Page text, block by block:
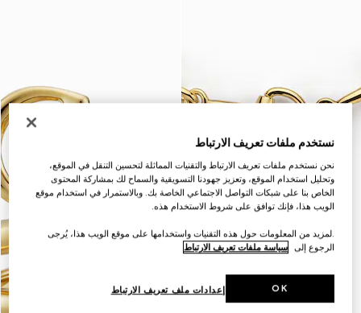
نستخدم ملفات تعريف الارتباط
نحن نستخدم ملفات تعريف الارتباط والتقنيات المماثلة لتحسين التنقل في الموقع،
وتحليل استخدام الموقع، وتعزيز جهودنا التسويقية والسماح لك بمشاركة المحتوى
الخاص بنا على شبكات التواصل الاجتماعي الخاصة بك. وبالاستمرار في استخدام موقع
الويب هذا، فإنك توافق على شروط الاستخدام هذه.
.لمزيد من المعلومات حول هذه التقنيات واستخدامها على موقع الويب هذا، يُرجى
الرجوع إلى سياسة ملفات تعريف الارتباط
إعدادات ملف تعريف الارتباط OK